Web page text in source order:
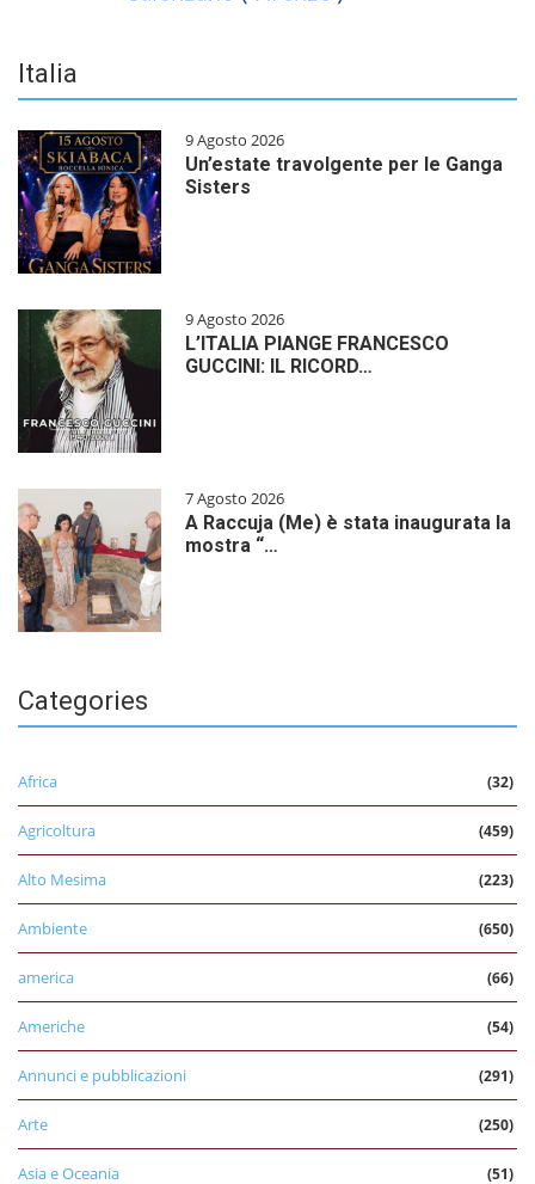
Italia
9 Agosto 2026
Un’estate travolgente per le Ganga
Sisters
9 Agosto 2026
L’ITALIA PIANGE FRANCESCO
GUCCINI: IL RICORD…
7 Agosto 2026
A Raccuja (Me) è stata inaugurata la
mostra “…
Categories
Africa (32)
Agricoltura (459)
Alto Mesima (223)
Ambiente (650)
america (66)
Americhe (54)
Annunci e pubblicazioni (291)
Arte (250)
Asia e Oceania (51)